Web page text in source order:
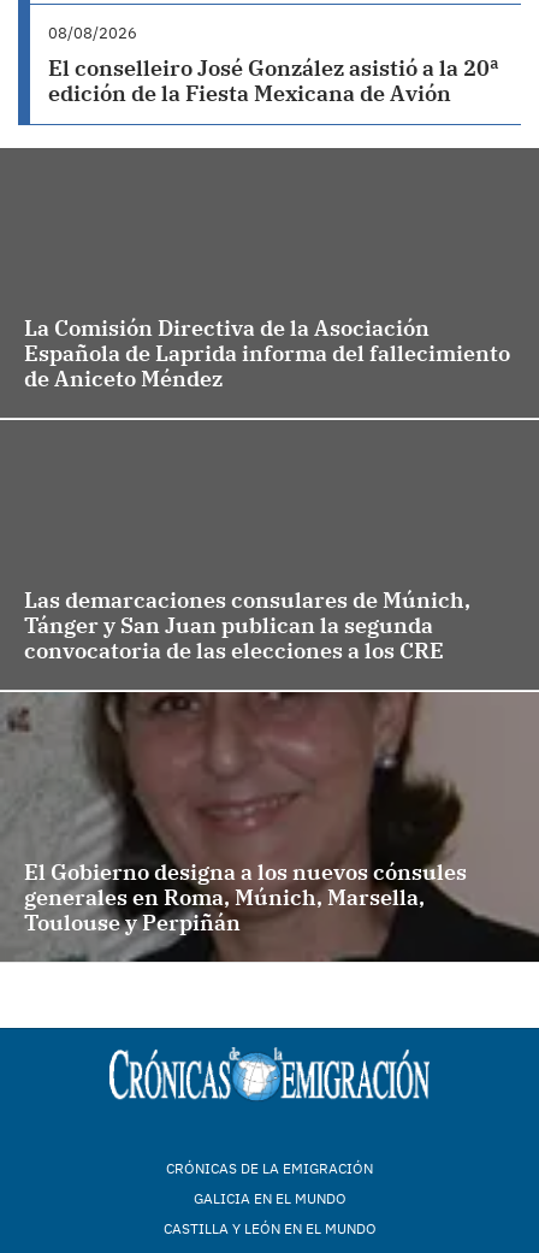
08/08/2026
El conselleiro José González asistió a la 20ª
edición de la Fiesta Mexicana de Avión
La Comisión Directiva de la Asociación
Española de Laprida informa del fallecimiento
de Aniceto Méndez
Las demarcaciones consulares de Múnich,
Tánger y San Juan publican la segunda
convocatoria de las elecciones a los CRE
El Gobierno designa a los nuevos cónsules
generales en Roma, Múnich, Marsella,
Toulouse y Perpiñán
CRÓNICAS DE LA EMIGRACIÓN
GALICIA EN EL MUNDO
CASTILLA Y LEÓN EN EL MUNDO